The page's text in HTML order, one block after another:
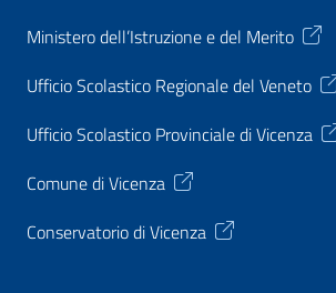
Ministero dell’Istruzione e del Merito
Ufficio Scolastico Regionale del Veneto
Ufficio Scolastico Provinciale di Vicenza
Comune di Vicenza
Conservatorio di Vicenza